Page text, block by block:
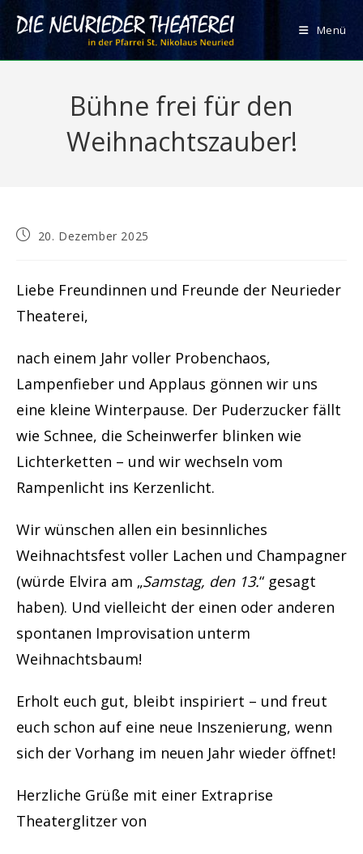
Inhalt
Menü
Bühne frei für den
Weihnachtszauber!
Beitrag20. Dezember 2025
Liebe Freundinnen und Freunde der Neurieder
Theaterei,
nach einem Jahr voller Probenchaos,
Lampenfieber und Applaus gönnen wir uns
eine kleine Winterpause. Der Puderzucker fällt
wie Schnee, die Scheinwerfer blinken wie
Lichterketten – und wir wechseln vom
Rampenlicht ins Kerzenlicht.
Wir wünschen allen ein besinnliches
Weihnachtsfest voller Lachen und Champagner
(würde Elvira am „Samstag, den 13.“ gesagt
haben). Und vielleicht der einen oder anderen
spontanen Improvisation unterm
Weihnachtsbaum!
Erholt euch gut, bleibt inspiriert – und freut
euch schon auf eine neue Inszenierung, wenn
sich der Vorhang im neuen Jahr wieder öffnet!
Herzliche Grüße mit einer Extraprise
Theaterglitzer von